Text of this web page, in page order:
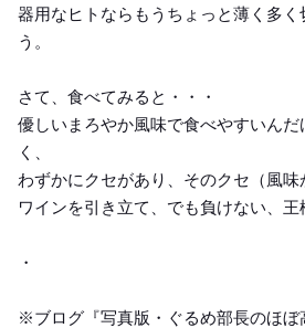
器用なヒトならもうちょっと薄く多
う。
さて、食べてみると・・・
優しいまろやか風味で食べやすいん
く、
わずかにクセがあり、そのクセ（風味
ワインを引き立て、でも負けない、王
・
※ブログ『写真版・ぐるめ部長のほぼ